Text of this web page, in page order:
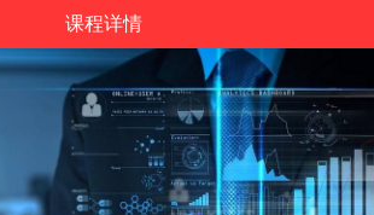
课程详情